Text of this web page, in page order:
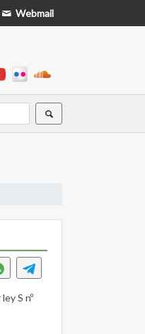
Webmail
S nº